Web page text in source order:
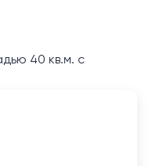
40 кв.м. с